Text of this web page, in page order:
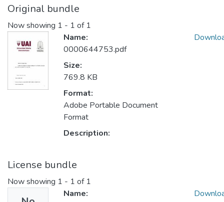
Original bundle
Now showing 1 - 1 of 1
Name:
0000644753.pdf
Size:
769.8 KB
Format:
Adobe Portable Document
Format
Description:
License bundle
Now showing 1 - 1 of 1
Name: